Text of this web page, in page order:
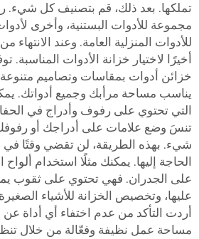
تملكها. بعد ذلك، قم بتصنيف كل شيء.
مجموعة للأدوات البستنية، وأخرى
للأدوات المنزلية العامة. وعند
خزائن أدوات بمقاسات وتصاميم
يناسب مساحة مرأبك وجميع أدواتك.
التي تحتوي على رفوف وأدراج في
تنسَ وضع علامات على أدراجك أو
شيء. بهذه الطريقة، لن تقضي وقتًا في
على الجدران. فهي تحتوي على ثقوب
عليها، وتخصيص الخزانة للأشياء
أردت التأكد من عدم اختفاء أي أداة
مساحة عمل نظيفة وفعّالة من خلال